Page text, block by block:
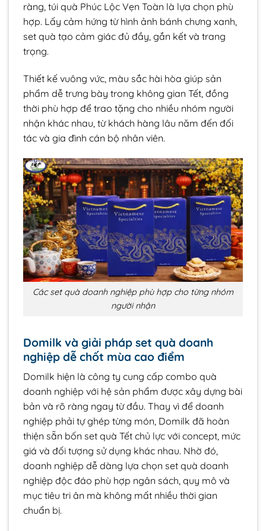
ràng, túi quà Phúc Lộc Vẹn Toàn là lựa chọn phù
hợp. Lấy cảm hứng từ hình ảnh bánh chưng xanh,
set quà tạo cảm giác đủ đầy, gắn kết và trang
trọng.
Thiết kế vuông vức, màu sắc hài hòa giúp sản
phẩm dễ trưng bày trong không gian Tết, đồng
thời phù hợp để trao tặng cho nhiều nhóm người
nhận khác nhau, từ khách hàng lâu năm đến đối
tác và gia đình cán bộ nhân viên.
Các set quà doanh nghiệp phù hợp cho từng nhóm
người nhận
Domilk và giải pháp set quà doanh
nghiệp dễ chốt mùa cao điểm
Domilk hiện là công ty cung cấp combo quà
doanh nghiệp với hệ sản phẩm được xây dựng bài
bản và rõ ràng ngay từ đầu. Thay vì để doanh
nghiệp phải tự ghép từng món, Domilk đã hoàn
thiện sẵn bốn set quà Tết chủ lực với concept, mức
giá và đối tượng sử dụng khác nhau. Nhờ đó,
doanh nghiệp dễ dàng lựa chọn set quà doanh
nghiệp độc đáo phù hợp ngân sách, quy mô và
mục tiêu tri ân mà không mất nhiều thời gian
chuẩn bị.